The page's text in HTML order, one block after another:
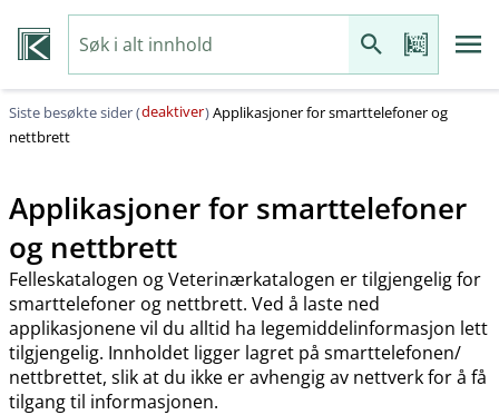
Siste besøkte sider (deaktiver)Applikasjoner for smarttelefoner og
nettbrett
Applikasjoner for smarttelefoner
og nettbrett
Felleskatalogen og Veterinærkatalogen er tilgjengelig for
smarttelefoner og nettbrett. Ved å laste ned
applikasjonene vil du alltid ha legemiddelinformasjon lett
tilgjengelig. Innholdet ligger lagret på smarttelefonen​/​
nettbrettet, slik at du ikke er avhengig av nettverk for å få
tilgang til informasjonen.